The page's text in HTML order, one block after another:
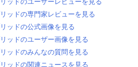
ッドの専門家レビューを見る
ッドの公式画像を見る
ッドのユーザー画像を見る
ッドのみんなの質問を見る
ッドの関連ニュースを見る